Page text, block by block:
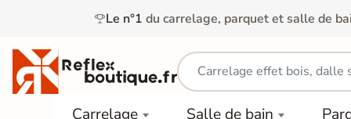
Le n°1 du carrelage, parquet et salle de
Carrelage
Carrelage
Salle de bain